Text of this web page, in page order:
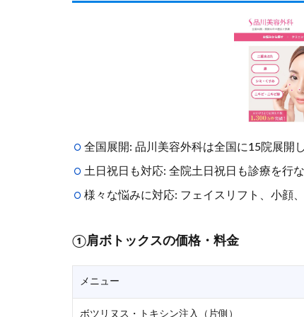
全国展開: 品川美容外科は全国に15院展開
土日祝日も対応: 全院土日祝日も診療を行な
様々な悩みに対応: フェイスリフト、小顔
①肩ボトックスの価格・料金
メニュー
ボツリヌス・トキシン注入（片側）